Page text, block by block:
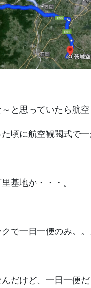
と思っていたら航
頃に航空観閲式で一
基地か・・・。
で一日一便のみ。。
だけど、一日一便